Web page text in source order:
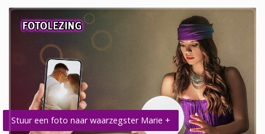
Stuur een foto naar waarzegster Marie +